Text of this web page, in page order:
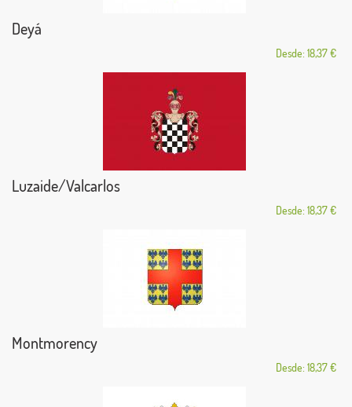
Deyá
Desde: 18,37 €
Luzaide/Valcarlos
Desde: 18,37 €
Montmorency
Desde: 18,37 €